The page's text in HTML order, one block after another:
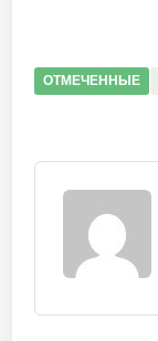
ОТМЕЧЕННЫЕ